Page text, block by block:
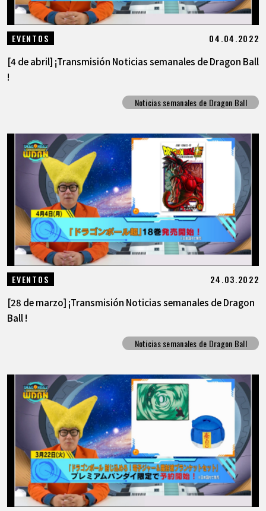
EVENTOS 04.04.2022
[4 de abril] ¡Transmisión Noticias semanales de Dragon Ball
!
Noticias semanales de Dragon Ball
EVENTOS 24.03.2022
[28 de marzo] ¡Transmisión Noticias semanales de Dragon
Ball !
Noticias semanales de Dragon Ball